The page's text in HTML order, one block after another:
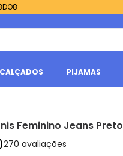
CALÇADOS PIJAMAS
Feminino Jeans Preto
)270 avaliações